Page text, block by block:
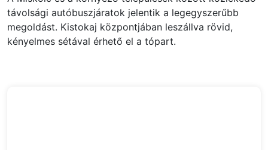
távolsági autóbuszjáratok jelentik a legegyszerűbb
megoldást. Kistokaj központjában leszállva rövid,
kényelmes sétával érhető el a tópart.